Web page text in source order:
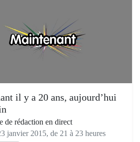
il y a 20 ans, aujourd’hui
de rédaction en direct
janvier 2015, de 21 à 23 heures